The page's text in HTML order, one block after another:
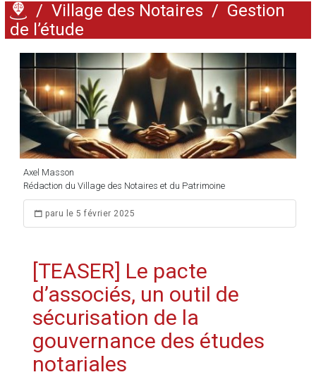
/ Village des Notaires / Gestion
de l’étude
Axel Masson
Rédaction du Village des Notaires et du Patrimoine
paru le 5 février 2025
[TEASER] Le pacte
d’associés, un outil de
sécurisation de la
gouvernance des études
notariales